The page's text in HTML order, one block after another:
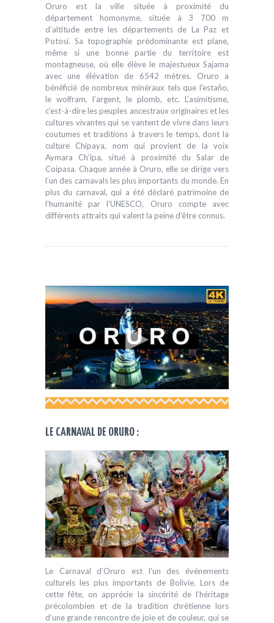
Oruro est la ville située à proximité du
département homonyme, située à 3 700 m
d’altitude entre les départements de La Paz et
Potosí. Sa topographie prédominante est plane,
même si une bonne partie du territoire est
montagneuse, où elle élève le majestueux Sajama
avec une élévation de 6542 mètres. Oruro a
bénéficié de nombreux minéraux tels que l’estaño,
le wolfram, l’argent, le plomb, etc. L’asimitisme,
c’est-à-dire les peuples ancestraux originaires et les
cultures vivantes qui se vantent de vivre dans leurs
coutumes et traditions à travers le temps, dont la
culture Chipaya, nom qui provient de la voix
Aymara Ch’ipa, situé à proximité du Salar de
Coipasa. Chaque année à Oruro, elle se dirige vers
l’un des carnavals les plus importants du monde. En
plus du carnaval, qui a été déclaré patrimoine de
l’humanité par l’UNESCO, Oruro compte avec
différents attraits qui valent la peine d’être connus.
LE CARNAVAL DE ORURO :
Le Carnaval d’Oruro est l’un des événements
culturels les plus importants de Bolivie. Lors de
cette fête, on apprécie la sincérité de l’héritage
précolombien et de la tradition chrétienne lors
d’une grande rencontre de joie et de couleur, qui se